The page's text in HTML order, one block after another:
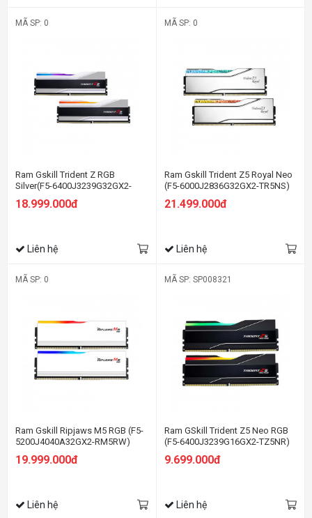
MÃ SP: 0
Ram Gskill Trident Z RGB
Silver(F5-6400J3239G32GX2-
6400MHz
18.999.000đ
Liên hệ
MÃ SP: 0
Ram Gskill Trident Z5 Royal Neo
(F5-6000J2836G32GX2-TR5NS)
(AMD EXPO)
21.499.000đ
Liên hệ
MÃ SP: 0
Ram Gskill Ripjaws M5 RGB (F5-
5200J4040A32GX2-RM5RW)
64GB (2x32GB) DDR5 5200MHz
19.999.000đ
Liên hệ
MÃ SP: SP008321
Ram GSkill Trident Z5 Neo RGB
(F5-6400J3239G16GX2-TZ5NR)
32GB (2x16GB) DDR5 6400MHz
9.699.000đ
Liên hệ